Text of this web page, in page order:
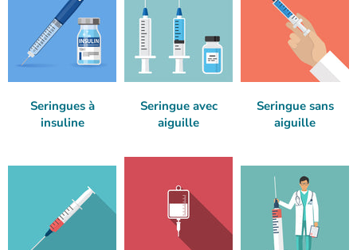
Seringues à
insuline
Seringue avec
aiguille
Seringue sans
aiguille